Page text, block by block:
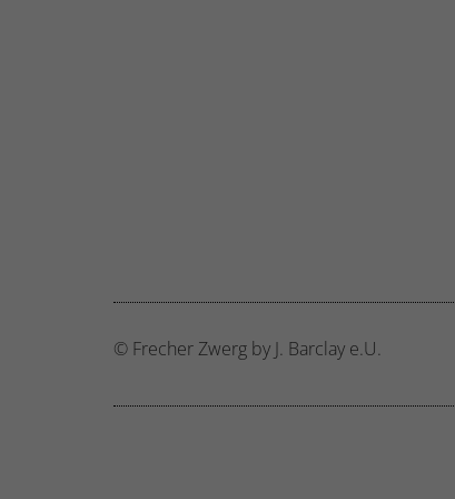
© Frecher Zwerg by J. Barclay e.U.